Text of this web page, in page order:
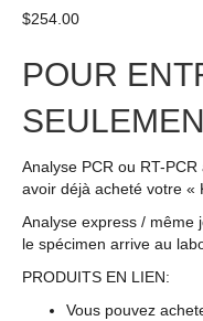
$254.00
POUR
Analyse PCR ou RT-
avoir déjà acheté votre «
Analyse express / même
le spécimen arrive au
PRODUITS EN LIEN:
Vous pouvez